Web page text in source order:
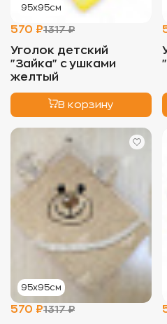
95х95см
570 ₽1317 ₽
Уголок детский
"Зайка" с ушками
желтый
В корзину
95х95см
570 ₽1317 ₽